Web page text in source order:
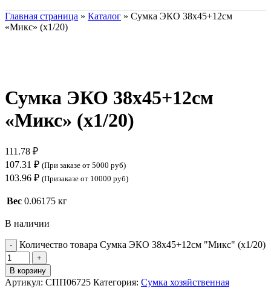
Главная страница » Каталог » Сумка ЭКО 38х45+12см
«Микс» (х1/20)
Сумка ЭКО 38х45+12см
«Микс» (х1/20)
111.78 ₽
107.31 ₽ (При заказе от 5000 руб)
103.96 ₽ (Призаказе от 10000 руб)
Вес 0.06175 кг
В наличии
Количество товара Сумка ЭКО 38х45+12см "Микс" (х1/20)
В корзину
Артикул: СПП06725 Категория: Сумка хозяйственная